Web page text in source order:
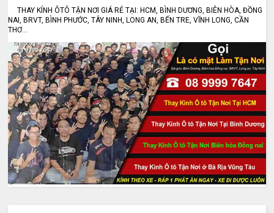
THAY KÍNH ÔTÔ TẬN NƠI GIÁ RẺ TẠI: HCM, BÌNH DƯƠNG, BIÊN HÒA, ĐỒNG
NAI, BRVT, BÌNH PHƯỚC, TÂY NINH, LONG AN, BẾN TRE, VĨNH LONG, CẦN
THƠ...